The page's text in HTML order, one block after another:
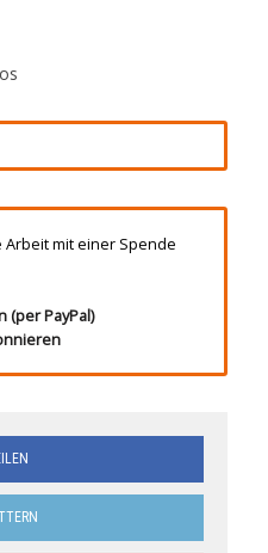
mit einer Spende
(per PayPal)